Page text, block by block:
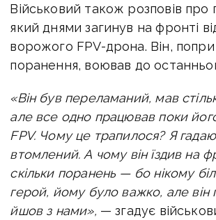
Військовий також розповів про
який днями загинув на фронті
ворожого FPV-дрона. Він, попри
поранення, воював до
«Він був переламаний, мав
але все одно працював поки
FPV. Чому це трапилося? Я
втомлений. А чому він їздив на
скільки поранень — бо нікому
герой, йому було важко, але він
йшов з нами», — згадує